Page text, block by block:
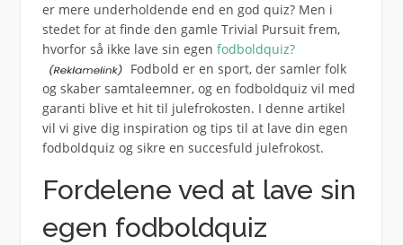
er mere underholdende end en god quiz? Men i
stedet for at finde den gamle Trivial Pursuit frem,
hvorfor så ikke lave sin egen fodboldquiz?
Fodbold er en sport, der samler folk
og skaber samtaleemner, og en fodboldquiz vil med
garanti blive et hit til julefrokosten. I denne artikel
vil vi give dig inspiration og tips til at lave din egen
fodboldquiz og sikre en succesfuld julefrokost.
Fordelene ved at lave sin
egen fodboldquiz